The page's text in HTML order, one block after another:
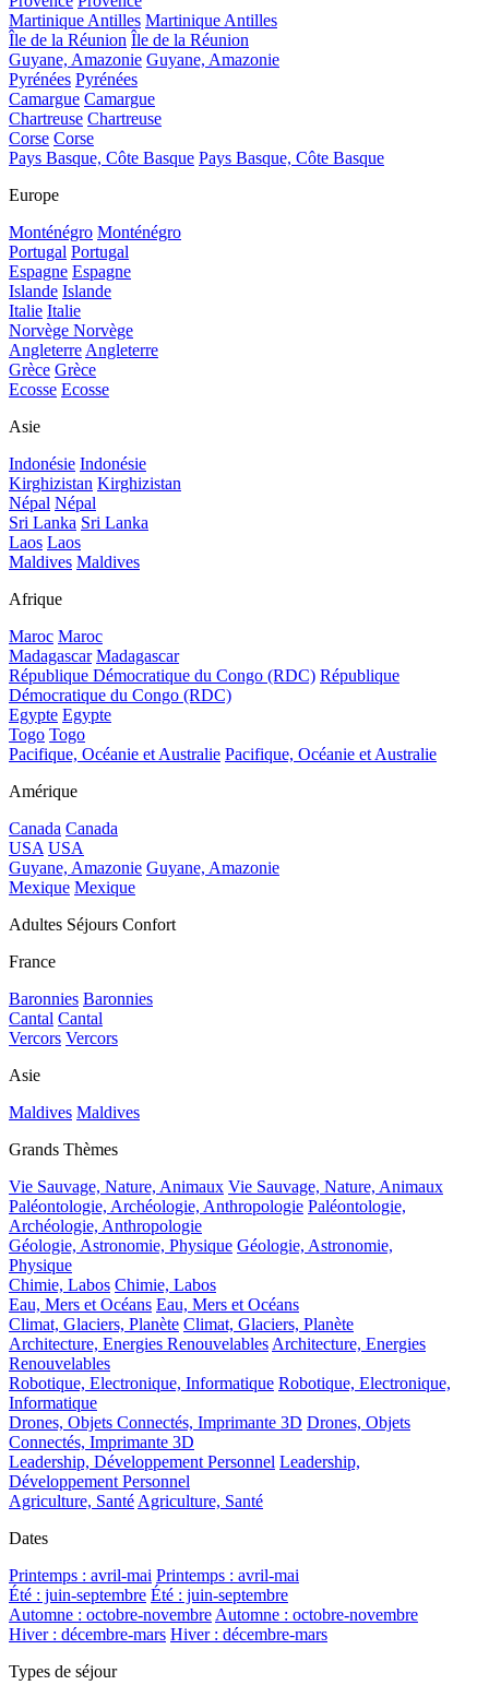
Martinique Antilles Martinique Antilles
Île de la Réunion Île de la Réunion
Guyane, Amazonie Guyane, Amazonie
Pyrénées Pyrénées
Camargue Camargue
Chartreuse Chartreuse
Corse Corse
Pays Basque, Côte Basque Pays Basque, Côte Basque
Europe
Monténégro Monténégro
Portugal Portugal
Espagne Espagne
Islande Islande
Italie Italie
Norvège Norvège
Angleterre Angleterre
Grèce Grèce
Ecosse Ecosse
Asie
Indonésie Indonésie
Kirghizistan Kirghizistan
Népal Népal
Sri Lanka Sri Lanka
Laos Laos
Maldives Maldives
Afrique
Maroc Maroc
Madagascar Madagascar
République Démocratique du Congo (RDC) République
Démocratique du Congo (RDC)
Egypte Egypte
Togo Togo
Pacifique, Océanie et Australie Pacifique, Océanie et Australie
Amérique
Canada Canada
USA USA
Guyane, Amazonie Guyane, Amazonie
Mexique Mexique
Adultes Séjours Confort
France
Baronnies Baronnies
Cantal Cantal
Vercors Vercors
Asie
Maldives Maldives
Grands Thèmes
Vie Sauvage, Nature, Animaux Vie Sauvage, Nature, Animaux
Paléontologie, Archéologie, Anthropologie Paléontologie,
Archéologie, Anthropologie
Géologie, Astronomie, Physique Géologie, Astronomie,
Physique
Chimie, Labos Chimie, Labos
Eau, Mers et Océans Eau, Mers et Océans
Climat, Glaciers, Planète Climat, Glaciers, Planète
Architecture, Energies Renouvelables Architecture, Energies
Renouvelables
Robotique, Electronique, Informatique Robotique, Electronique,
Informatique
Drones, Objets Connectés, Imprimante 3D Drones, Objets
Connectés, Imprimante 3D
Leadership, Développement Personnel Leadership,
Développement Personnel
Agriculture, Santé Agriculture, Santé
Dates
Printemps : avril-mai Printemps : avril-mai
Été : juin-septembre Été : juin-septembre
Automne : octobre-novembre Automne : octobre-novembre
Hiver : décembre-mars Hiver : décembre-mars
Types de séjour